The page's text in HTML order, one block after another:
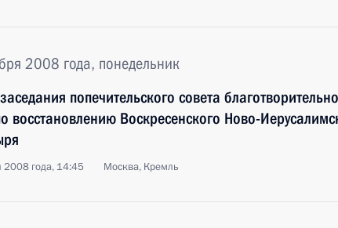
2008 года, понедельник
попечительского совета
восстановлению Воскресенского Ново-
2008 года, 14:45 Москва, Кремль